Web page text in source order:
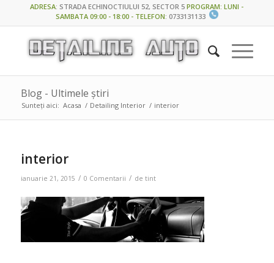
ADRESA:STRADA ECHINOCTIULUI 52, SECTOR 5 PROGRAM: LUNI -
SAMBATA 09:00 - 18:00 - TELEFON: 0733131133
Blog - Ultimele știri
Sunteți aici: Acasa / Detailing Interior / interior
interior
ianuarie 21, 2015 / 0 Comentarii / de tint